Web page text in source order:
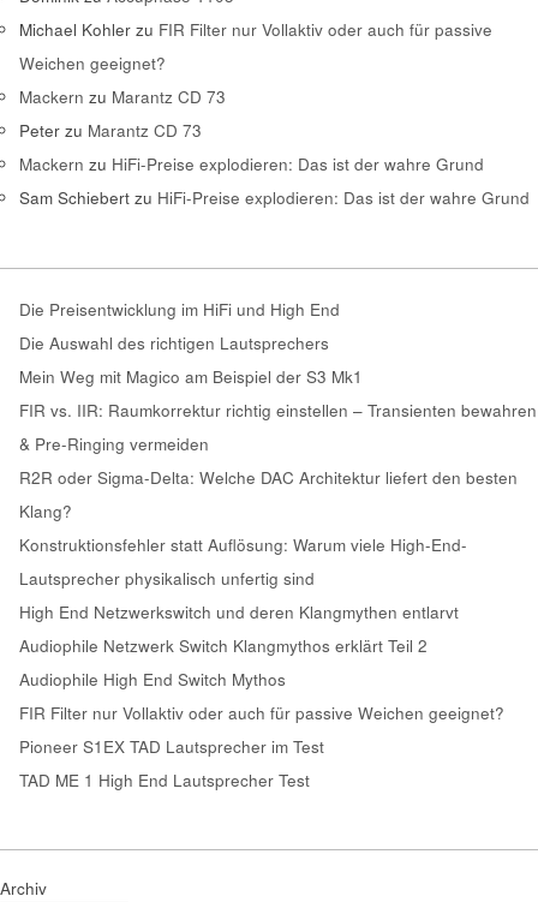
Michael Kohler zu FIR Filter nur Vollaktiv oder auch für passive
Weichen geeignet?
Mackern zu Marantz CD 73
Peter zu Marantz CD 73
Mackern zu HiFi-Preise explodieren: Das ist der wahre Grund
Sam Schiebert zu HiFi-Preise explodieren: Das ist der wahre Grund
Die Preisentwicklung im HiFi und High End
Die Auswahl des richtigen Lautsprechers
Mein Weg mit Magico am Beispiel der S3 Mk1
FIR vs. IIR: Raumkorrektur richtig einstellen – Transienten bewahren
& Pre-Ringing vermeiden
R2R oder Sigma-Delta: Welche DAC Architektur liefert den besten
Klang?
Konstruktionsfehler statt Auflösung: Warum viele High-End-
Lautsprecher physikalisch unfertig sind
High End Netzwerkswitch und deren Klangmythen entlarvt
Audiophile Netzwerk Switch Klangmythos erklärt Teil 2
Audiophile High End Switch Mythos
FIR Filter nur Vollaktiv oder auch für passive Weichen geeignet?
Pioneer S1EX TAD Lautsprecher im Test
TAD ME 1 High End Lautsprecher Test
Archiv